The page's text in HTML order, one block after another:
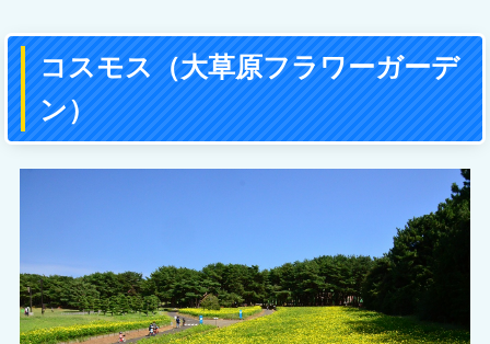
コスモス（大草原フラワーガーデ
ン）